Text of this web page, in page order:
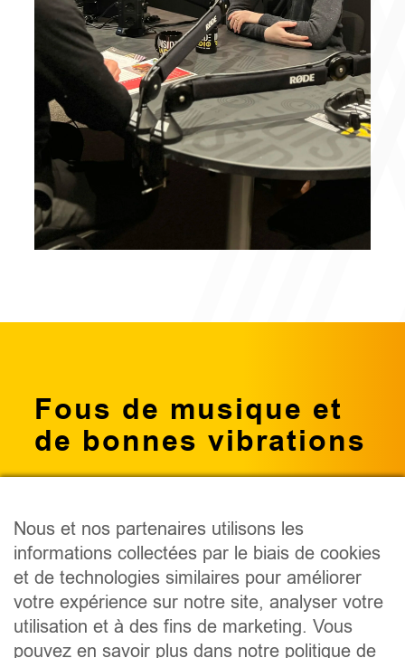
Fous de musique et
de bonnes vibrations
PODCAST
ÉMISSIONS
ANIMATEURS
Nous et nos partenaires utilisons les
informations collectées par le biais de cookies
et de technologies similaires pour améliorer
votre expérience sur notre site, analyser votre
utilisation et à des fins de marketing. Vous
pouvez en savoir plus dans notre politique de